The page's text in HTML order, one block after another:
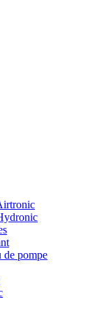
de pompe